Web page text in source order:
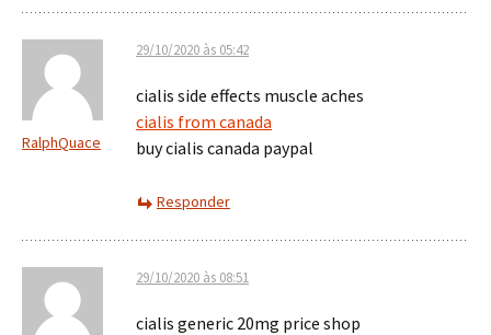
RalphQuace
29/10/2020 às 05:42
cialis side effects muscle aches
cialis from canada
buy cialis canada paypal
Responder
29/10/2020 às 08:51
cialis generic 20mg price shop